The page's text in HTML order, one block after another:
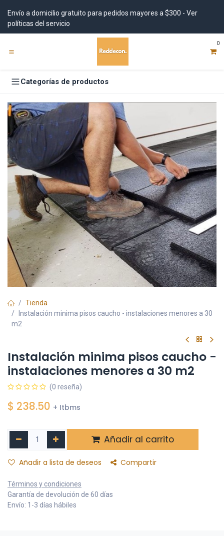
Envío a domicilio gratuito para pedidos mayores a $300 - Ver
políticas del servicio
0
Categorías de productos
Tienda
Instalación minima pisos caucho - instalaciones menores a 30
m2
Instalación minima pisos caucho -
instalaciones menores a 30 m2
(0 reseña)
$ 238.50 + Itbms
Añadir al carrito
Añadir a lista de deseos Compartir
Términos y condiciones
Garantía de devolución de 60 días
Envío: 1-3 días hábiles